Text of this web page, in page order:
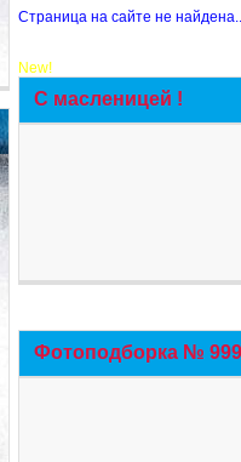
Страница на сайте не
New!
С масленицей !
Фотоподборка №